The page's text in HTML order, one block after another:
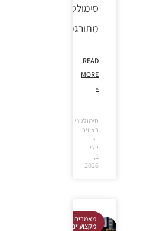
סימולטני
מתורגמן
READ
MORE
»
סימולטני
באוויר
יולי
2026
מאמרים
מקצועיים